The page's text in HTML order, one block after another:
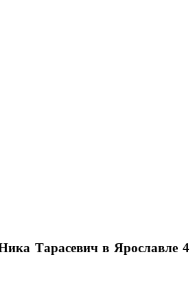
Тарасевич в Ярославле 4